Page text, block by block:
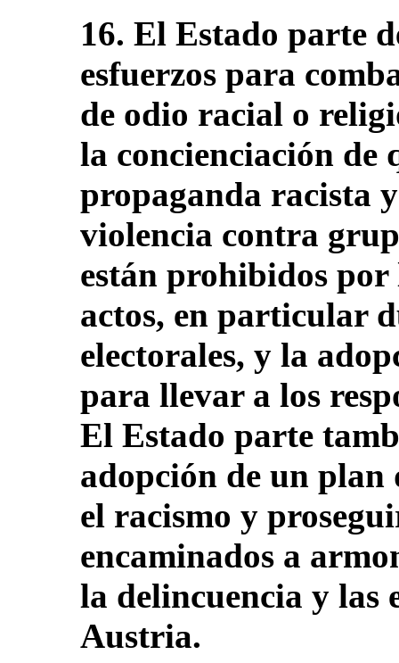
16. El Estado parte
esfuerzos para
de odio racial o
la concienciación de
propaganda racista
violencia contra
están prohibidos por
actos, en particular
electorales, y la
para llevar a los
El Estado parte
adopción de un plan
el racismo y
encaminados a
la delincuencia y las
Austria.